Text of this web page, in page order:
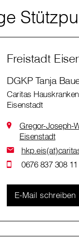
Freistadt
DGKP Tanja
Caritas
Eisenstadt
Gregor-Joseph-
Eisenstadt
0676 837 308 11
E-Mail schreiben